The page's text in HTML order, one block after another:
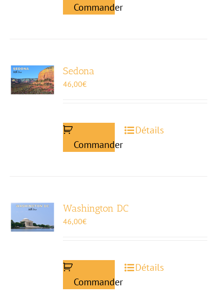
Commander
Sedona
46,00€
Commander
Détails
Washington DC
46,00€
Commander
Détails